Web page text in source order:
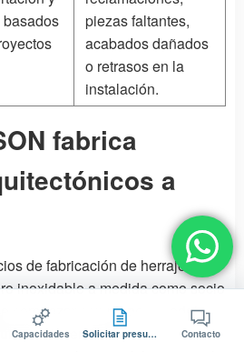
basados
piezas faltantes,
acabados dañados
o retrasos en la
instalación.
fabrica
a
de fabricación de herrajes
inoxidable a medida como socio
comenzar con planos, modelos
de rendimiento.
Capacidades Solicitar presupuesto Contacto